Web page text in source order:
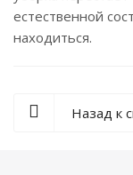
естественной
находиться.
Назад к